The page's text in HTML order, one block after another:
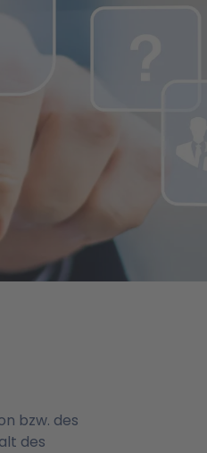
bzw. des
des